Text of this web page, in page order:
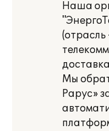
Наша
(отрасль
Мы
Рарус»